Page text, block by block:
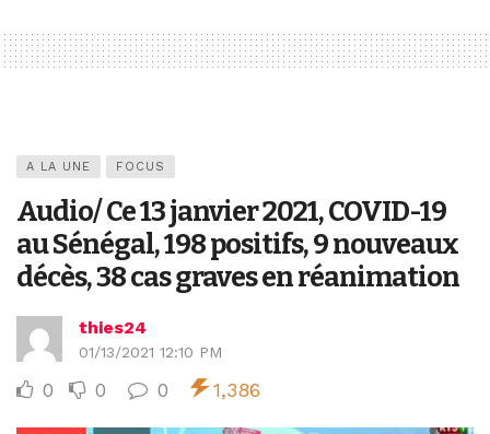
A LA UNE FOCUS
Audio/ Ce 13 janvier 2021, COVID-19
au Sénégal, 198 positifs, 9 nouveaux
décès, 38 cas graves en réanimation
thies24
01/13/2021 12:10 PM
0 0 0 1,386